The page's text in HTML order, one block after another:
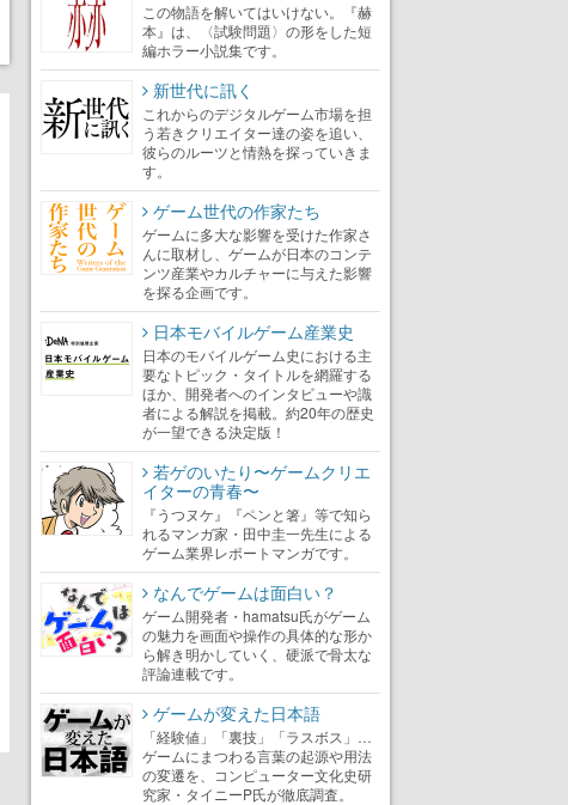
この物語を解いてはいけない。『赫
本』は、〈試験問題〉の形をした短
編ホラー小説集です。
新世代に訊く
これからのデジタルゲーム市場を担
う若きクリエイター達の姿を追い、
彼らのルーツと情熱を探っていきま
す。
ゲーム世代の作家たち
ゲームに多大な影響を受けた作家さ
んに取材し、ゲームが日本のコンテ
ンツ産業やカルチャーに与えた影響
を探る企画です。
日本モバイルゲーム産業史
日本のモバイルゲーム史における主
要なトピック・タイトルを網羅する
ほか、開発者へのインタビューや識
者による解説を掲載。約20年の歴史
が一望できる決定版！
若ゲのいたり〜ゲームクリエ
イターの青春〜
『うつヌケ』『ペンと箸』等で知ら
れるマンガ家・田中圭一先生による
ゲーム業界レポートマンガです。
なんでゲームは面白い？
ゲーム開発者・hamatsu氏がゲーム
の魅力を画面や操作の具体的な形か
ら解き明かしていく、硬派で骨太な
評論連載です。
ゲームが変えた日本語
「経験値」「裏技」「ラスボス」…
ゲームにまつわる言葉の起源や用法
の変遷を、コンピューター文化史研
究家・タイニーP氏が徹底調査。